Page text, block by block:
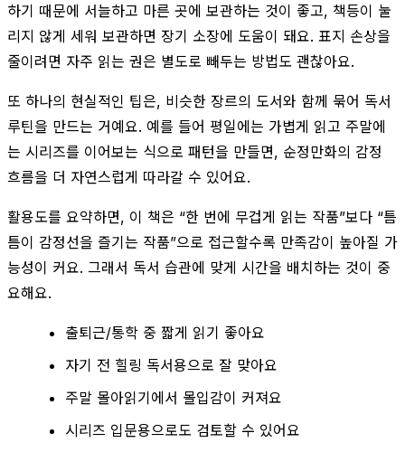
하기 때문에 서늘하고 마른 곳에 보관하는 것이 좋고, 책등이 눌
리지 않게 세워 보관하면 장기 소장에 도움이 돼요. 표지 손상을
줄이려면 자주 읽는 권은 별도로 빼두는 방법도 괜찮아요.
또 하나의 현실적인 팁은, 비슷한 장르의 도서와 함께 묶어 독서
루틴을 만드는 거예요. 예를 들어 평일에는 가볍게 읽고 주말에
는 시리즈를 이어보는 식으로 패턴을 만들면, 순정만화의 감정
흐름을 더 자연스럽게 따라갈 수 있어요.
활용도를 요약하면, 이 책은 “한 번에 무겁게 읽는 작품”보다 “틈
틈이 감정선을 즐기는 작품”으로 접근할수록 만족감이 높아질 가
능성이 커요. 그래서 독서 습관에 맞게 시간을 배치하는 것이 중
요해요.
출퇴근/통학 중 짧게 읽기 좋아요
자기 전 힐링 독서용으로 잘 맞아요
주말 몰아읽기에서 몰입감이 커져요
시리즈 입문용으로도 검토할 수 있어요